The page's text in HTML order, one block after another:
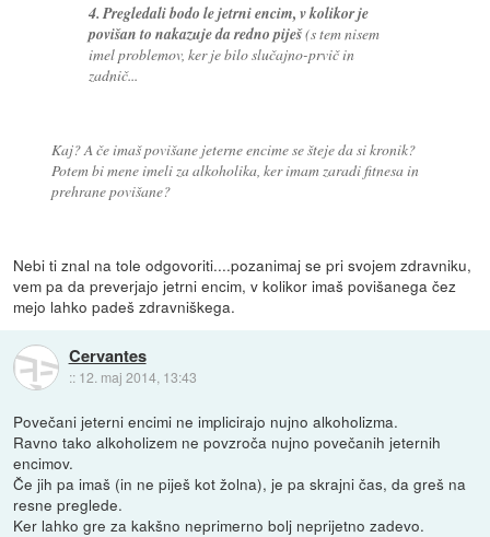
4. Pregledali bodo le jetrni encim, v kolikor je
povišan to nakazuje da redno piješ(s tem nisem
imel problemov, ker je bilo slučajno-prvič in
zadnič...
Kaj? A če imaš povišane jeterne encime se šteje da si kronik?
Potem bi mene imeli za alkoholika, ker imam zaradi fitnesa in
prehrane povišane?
Nebi ti znal na tole odgovoriti....pozanimaj se pri svojem zdravniku,
vem pa da preverjajo jetrni encim, v kolikor imaš povišanega čez
mejo lahko padeš zdravniškega.
Cervantes
:: 12. maj 2014, 13:43
Povečani jeterni encimi ne implicirajo nujno alkoholizma.
Ravno tako alkoholizem ne povzroča nujno povečanih jeternih
encimov.
Če jih pa imaš (in ne piješ kot žolna), je pa skrajni čas, da greš na
resne preglede.
Ker lahko gre za kakšno neprimerno bolj neprijetno zadevo.